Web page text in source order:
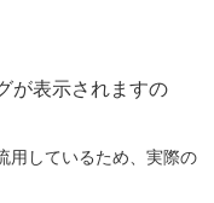
が表示されますの
用しているため、実際の